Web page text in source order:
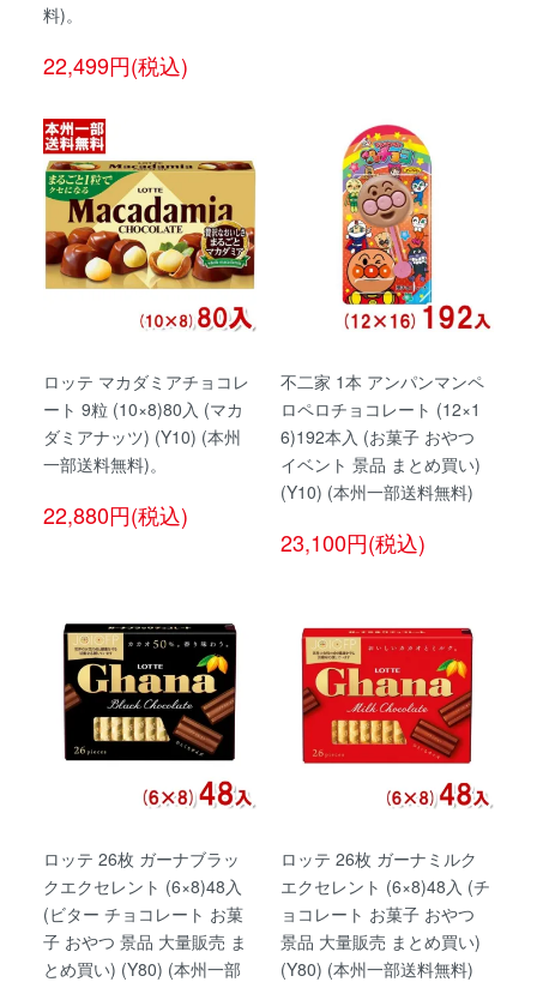
料)。
22,499円(税込)
ロッテ マカダミアチョコレ
ート 9粒 (10×8)80入 (マカ
ダミアナッツ) (Y10) (本州
一部送料無料)。
22,880円(税込)
不二家 1本 アンパンマンペ
ロペロチョコレート (12×1
6)192本入 (お菓子 おやつ
イベント 景品 まとめ買い)
(Y10) (本州一部送料無料)
23,100円(税込)
ロッテ 26枚 ガーナブラッ
クエクセレント (6×8)48入
(ビター チョコレート お菓
子 おやつ 景品 大量販売 ま
とめ買い) (Y80) (本州一部
ロッテ 26枚 ガーナミルク
エクセレント (6×8)48入 (チ
ョコレート お菓子 おやつ
景品 大量販売 まとめ買い)
(Y80) (本州一部送料無料)